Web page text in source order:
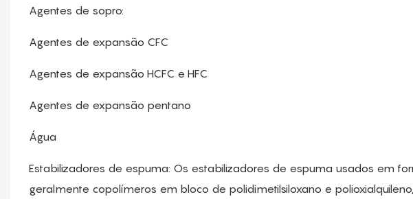
Agentes de sopro:
Agentes de expansão CFC
Agentes de expansão HCFC e HFC
Agentes de expansão pentano
Água
Estabilizadores de espuma: Os estabilizadores de espuma usados ​​em
geralmente copolímeros em bloco de polidimetilsiloxano e